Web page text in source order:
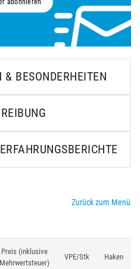
abonnieren
BESONDERHEITEN
Zurück zum Menü
Preis (inklusive
Mehrwertsteuer)
VPE/Stk Haken